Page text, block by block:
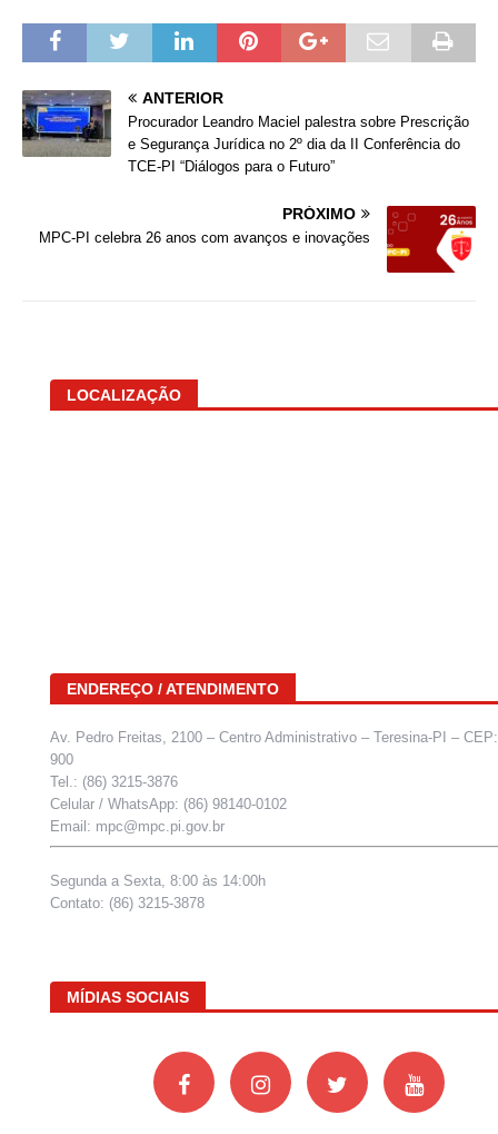
ANTERIOR
Procurador Leandro Maciel palestra sobre Prescrição
e Segurança Jurídica no 2º dia da II Conferência do
TCE-PI “Diálogos para o Futuro”
PRÓXIMO
MPC-PI celebra 26 anos com avanços e inovações
LOCALIZAÇÃO
ENDEREÇO / ATENDIMENTO
Av. Pedro Freitas, 2100 – Centro Administrativo – Teresina-PI –
900
Tel.: (86) 3215-3876
Celular / WhatsApp: (86) 98140-0102
Email: mpc@mpc.pi.gov.br
Segunda a Sexta, 8:00 às 14:00h
Contato: (86) 3215-3878
MÍDIAS SOCIAIS